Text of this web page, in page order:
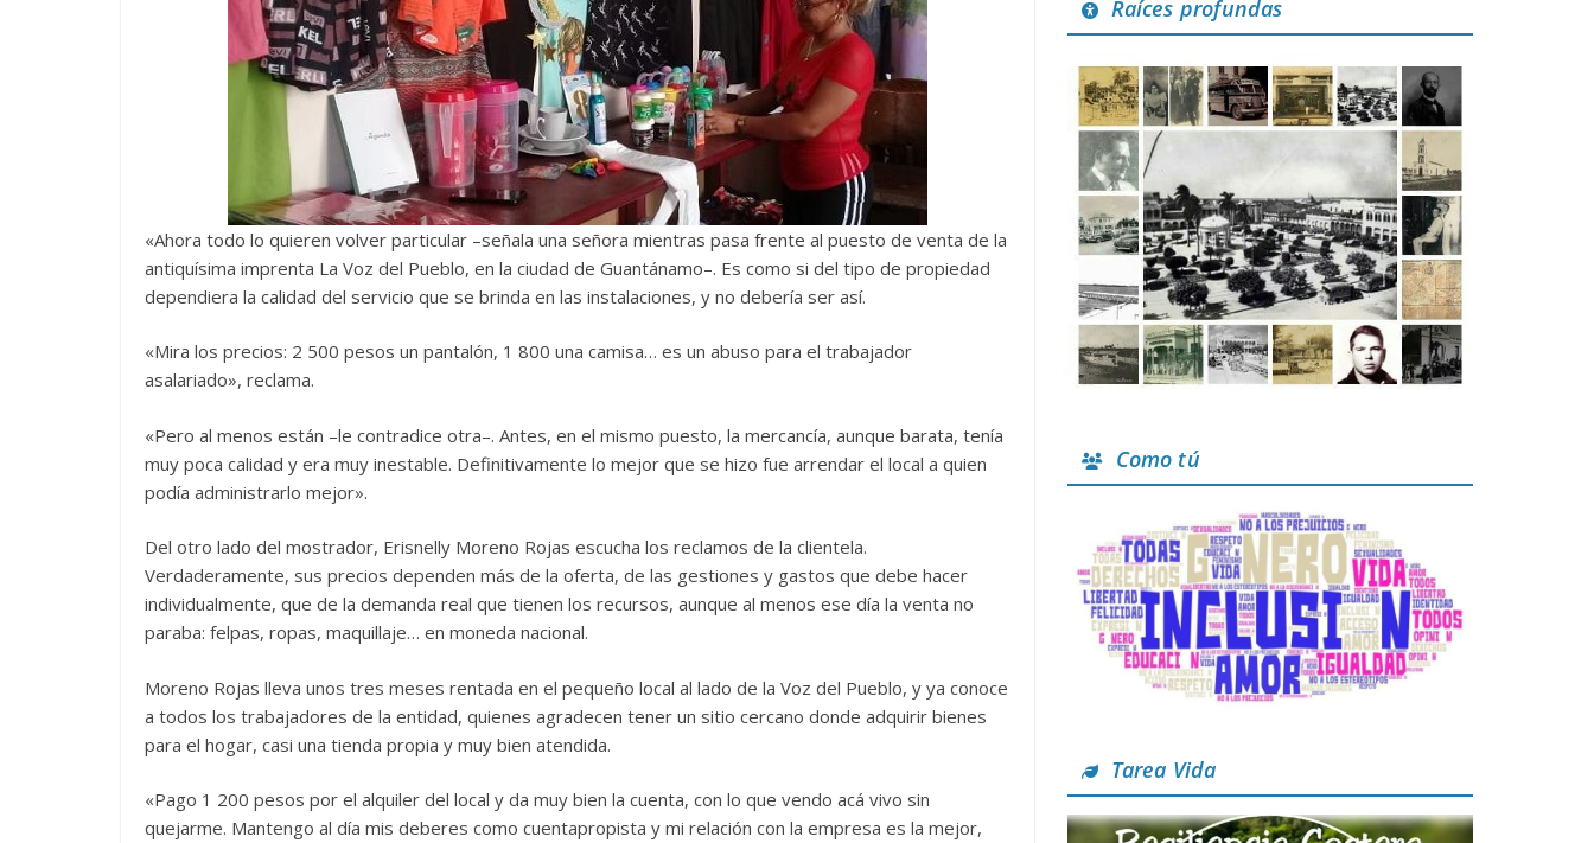
«Ahora todo lo quieren volver particular –señala una señora mientras pasa frente al puesto de venta de la
antiquísima imprenta La Voz del Pueblo, en la ciudad de Guantánamo–. Es como si del tipo de propiedad
dependiera la calidad del servicio que se brinda en las instalaciones, y no debería ser así.
«Mira los precios: 2 500 pesos un pantalón, 1 800 una camisa… es un abuso para el trabajador
asalariado», reclama.
«Pero al menos están –le contradice otra–. Antes, en el mismo puesto, la mercancía, aunque barata, tenía
muy poca calidad y era muy inestable. Definitivamente lo mejor que se hizo fue arrendar el local a quien
podía administrarlo mejor».
Del otro lado del mostrador, Erisnelly Moreno Rojas escucha los reclamos de la clientela.
Verdaderamente, sus precios dependen más de la oferta, de las gestiones y gastos que debe hacer
individualmente, que de la demanda real que tienen los recursos, aunque al menos ese día la venta no
paraba: felpas, ropas, maquillaje… en moneda nacional.
Moreno Rojas lleva unos tres meses rentada en el pequeño local al lado de la Voz del Pueblo, y ya conoce
a todos los trabajadores de la entidad, quienes agradecen tener un sitio cercano donde adquirir bienes
para el hogar, casi una tienda propia y muy bien atendida.
«Pago 1 200 pesos por el alquiler del local y da muy bien la cuenta, con lo que vendo acá vivo sin
quejarme. Mantengo al día mis deberes como cuentapropista y mi relación con la empresa es la mejor,
Raíces profundas
Como tú
Tarea Vida